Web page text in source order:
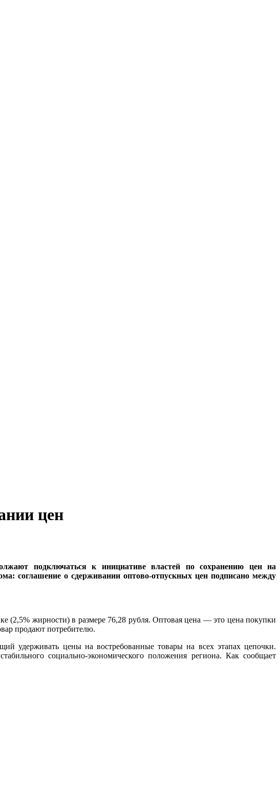
цен
подключаться к инициативе властей по сохранению цен на
соглашение о сдерживании оптово-отпускных цен подписано между
(2,5% жирности) в размере 76,28 рубля. Оптовая цена — это цена покупки
продают потребителю.
удерживать цены на востребованные товары на всех этапах цепочки.
социально-экономического положения региона. Как сообщает